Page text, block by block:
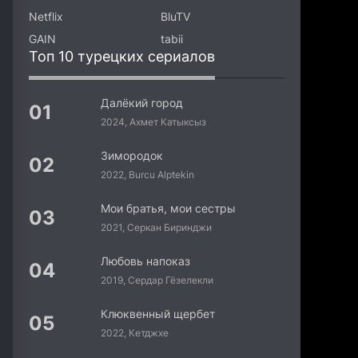
Netflix
BluTV
GAIN
tabii
Топ 10 турецких сериалов
Далёкий город
2024, Ахмет Катыксыз
Зимородок
2022, Burcu Alptekin
Мои братья, мои сестры
2021, Серкан Биринджи
Любовь напоказ
2019, Сердар Гёзелекли
Клюквенный щербет
2022, Кетджхе